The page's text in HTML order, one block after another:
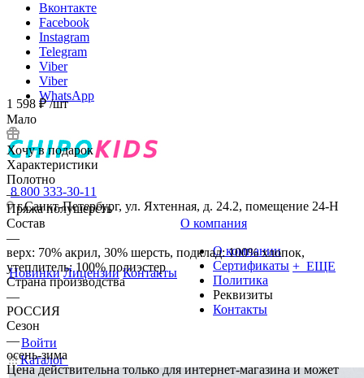
Вконтакте
Facebook
Instagram
Telegram
Viber
Viber
WhatsApp
8 800 333-30-11
г.Санкт-Петербург, ул. Яхтенная, д. 24.2, помещение 24-Н
Новинки Лицензии Контакты
О компания
О компании
Сертификаты
Политика
Реквизиты
Контакты
+ ЕЩЕ
Войти
Каталог
1 598 ₽ /шт
Мало
Хочу в подарок
Характеристики
Полотно
—
Пряжа полушерсть
Состав
—
верх: 70% акрил, 30% шерсть, подклад: 100% хлопок,
утеплитель: 100% полиэстер
Страна производства
—
РОССИЯ
Сезон
—
осень-зима
Цена действительна только для интернет-магазина и может